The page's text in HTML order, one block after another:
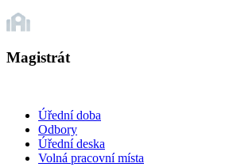
Magistrát
Úřední doba
Odbory
Úřední deska
Volná pracovní místa